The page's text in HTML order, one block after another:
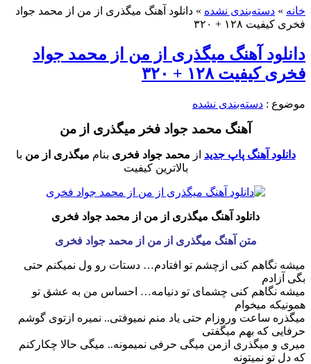
خانه » دسته‌بندی نشده » دانلود آهنگ میگذری از من از محمد جواد
فخری کیفیت ۱۲۸ + ۳۲۰
دانلود آهنگ میگذری از من از محمد جواد
فخری کیفیت ۱۲۸ + ۳۲۰
موضوع : دسته‌بندی نشده
آهنگ محمد جواد فخر میگذری از من
دانلود آهنگ پاپ جدید از محمد جواد فخری بنام میگذری از من با
بالاترین کیفیت
دانلود آهنگ میگذری از من از محمد جواد فخری
متن آهنگ میگذری از من از محمد جواد فخری
میشه نگاهم کنی ازچشم تو افتادم… دستات رو ول نمیکنم حتی
بگی آزادم
میشه نگاهم کنی چشمای تو دنیامه… احساس من به عشق تو
همونیکه میخوام
میگذره ساعت وروزام حتی یاد منم نمیوفتی.. نمیره ازتوی گوشم
حرفایی که بهم میگفتی
میری و میگذری ازمن میگی حرفی نمیمونه.. میگی حالا چکارکنم
که دل تو نمیتونه